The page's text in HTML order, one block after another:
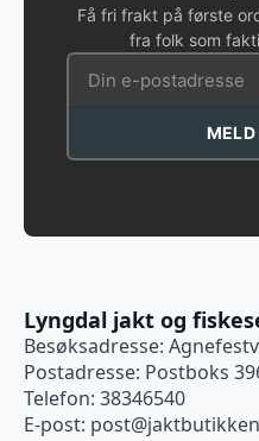
Få fri frakt på første
fra folk som
MELD
Lyngdal jakt og
Besøksadresse:
Postadresse: Postboks
Telefon: 38346540
E-post: